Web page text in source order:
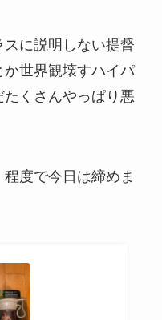
に説明しない提督
か世界観壊すハイパ
くさんやっぱり悪
度で今日は締めま